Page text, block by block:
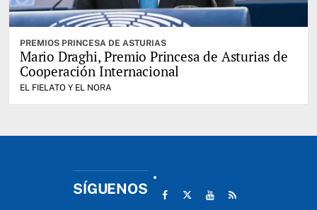
PREMIOS PRINCESA DE ASTURIAS
Mario Draghi, Premio Princesa de Asturias de
Cooperación Internacional
EL FIELATO Y EL NORA
SÍGUENOS